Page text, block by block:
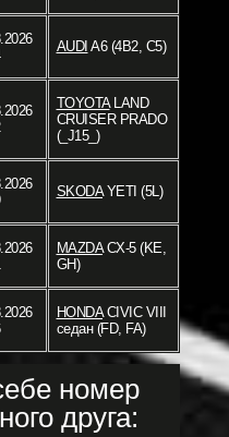
AUDI A6 (4B2, C5)
TOYOTALAND
CRUISER PRADO
(_J15_)
SKODAYETI (5L)
MAZDACX-5 (KE,
GH)
HONDACIVIC VIII
седан (FD, FA)
номер
друга: